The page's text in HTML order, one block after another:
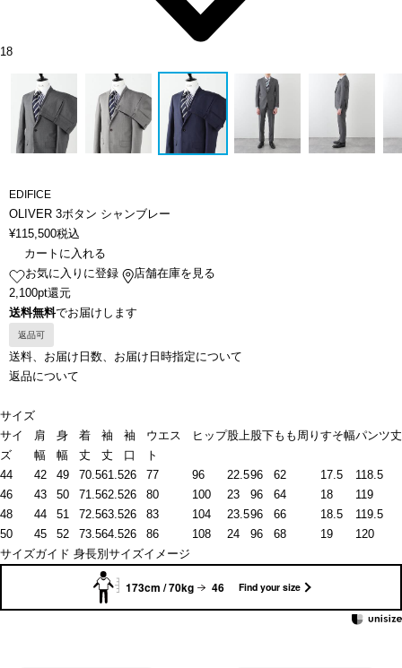
18
EDIFICE
OLIVER 3ボタン シャンブレー
¥115,500税込
カートに入れる
お気に入りに登録
店舗在庫を見る
2,100pt還元
送料無料でお届けします
返品可
送料、お届け日数、お届け日時指定について
返品について
サイズ
サイ
ズ
肩
幅
身
幅
着
丈
袖
丈
袖
口
ウエス
ト
ヒップ股上股下もも周り すそ幅パンツ丈
44 42 49 70.561.526 77 96 22.596 62 17.5
118.5
46
43 50 71.562.526 80 100 23 96 64 18
119
48
44 51 72.563.526 83 104 23.596 66 18.5
119.5
50
45 52 73.564.526 86 108 24 96 68 19
120
サイズガイド 身長別サイズイメージ
173cm / 70kg 46 Find your size